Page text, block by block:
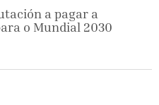
a pagar a
o Mundial 2030